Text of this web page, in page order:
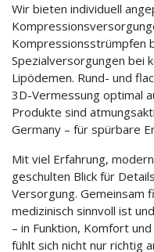
Wir bieten individuell
Kompressionsstrümpfen
Spezialversorgungen bei
Lipödemen. Rund- und
3D-Vermessung optimal
Produkte sind
Germany – für spürbare
Mit viel Erfahrung,
geschulten Blick für
Versorgung. Gemeinsam
medizinisch sinnvoll ist
– in Funktion, Komfort
fühlt sich nicht nur richtig